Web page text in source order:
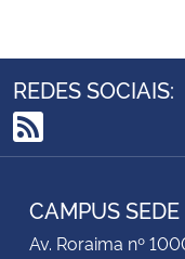
REDES SOCIAIS:
RSS
CAMPUS SEDE
Av. Roraima nº